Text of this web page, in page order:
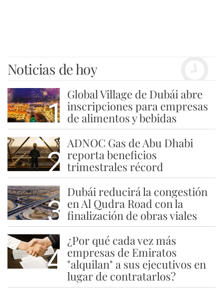
Noticias de hoy
1
Global Village de Dubái abre
inscripciones para empresas
de alimentos y bebidas
2
ADNOC Gas de Abu Dhabi
reporta beneficios
trimestrales récord
3
Dubái reducirá la congestión
en Al Qudra Road con la
finalización de obras viales
4
¿Por qué cada vez más
empresas de Emiratos
"alquilan" a sus ejecutivos en
lugar de contratarlos?